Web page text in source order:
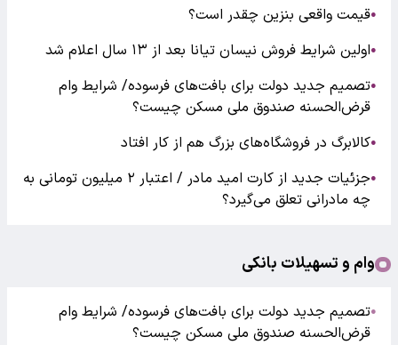
●قیمت واقعی بنزین چقدر است؟
●اولین شرایط فروش نیسان تیانا بعد از ۱۳ سال اعلام شد
●تصمیم جدید دولت برای بافت‌های فرسوده/ شرایط وام
قرض‌الحسنه صندوق ملی مسکن چیست؟
●کالابرگ در فروشگاه‌های بزرگ هم از کار افتاد
●
جزئیات جدید از کارت امید مادر / اعتبار ۲ میلیون تومانی به
چه مادرانی تعلق می‌گیرد؟
وام و تسهیلات بانکی
●تصمیم جدید دولت برای بافت‌های فرسوده/ شرایط وام
قرض‌الحسنه صندوق ملی مسکن چیست؟